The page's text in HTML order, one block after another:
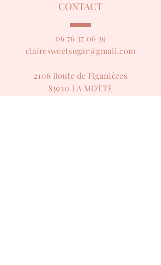
CONTACT
06 76 37 06 39
clairesweetsugar@gmail.com
2106 Route de Figanières
83920 LA MOTTE